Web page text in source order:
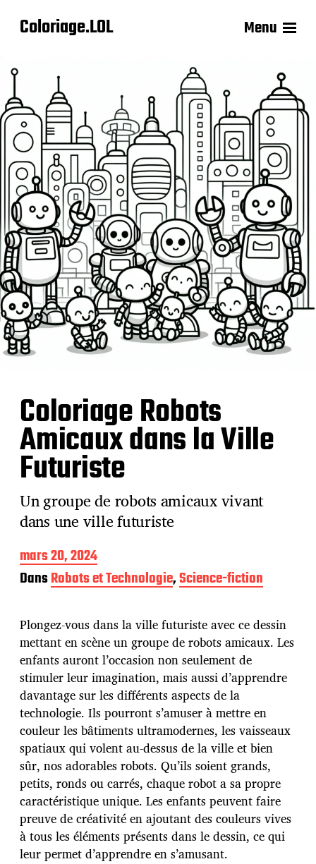
Coloriage.LOL Menu
Coloriage Robots
Amicaux dans la Ville
Futuriste
Un groupe de robots amicaux vivant
dans une ville futuriste
D
a
t
e
p
u
b
l
i
c
a
t
i
o
n
mars 20, 2024
DansRobots et Technologie,Science-fiction
Plongez-vous dans la ville futuriste avec ce dessin
mettant en scène un groupe de robots amicaux. Les
enfants auront l’occasion non seulement de
stimuler leur imagination, mais aussi d’apprendre
davantage sur les différents aspects de la
technologie. Ils pourront s’amuser à mettre en
couleur les bâtiments ultramodernes, les vaisseaux
spatiaux qui volent au-dessus de la ville et bien
sûr, nos adorables robots. Qu’ils soient grands,
petits, ronds ou carrés, chaque robot a sa propre
caractéristique unique. Les enfants peuvent faire
preuve de créativité en ajoutant des couleurs vives
à tous les éléments présents dans le dessin, ce qui
leur permet d’apprendre en s’amusant.